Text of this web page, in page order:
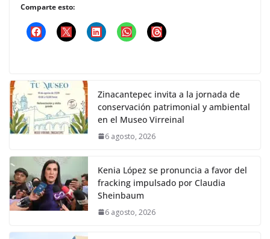
Comparte esto:
Zinacantepec invita a la jornada de
conservación patrimonial y ambiental
en el Museo Virreinal
6 agosto, 2026
Kenia López se pronuncia a favor del
fracking impulsado por Claudia
Sheinbaum
6 agosto, 2026